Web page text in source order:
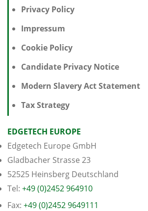
Privacy Policy
Impressum
Cookie Policy
Candidate Privacy Notice
Modern Slavery Act Statement
Tax Strategy
EDGETECH EUROPE
Edgetech Europe GmbH
Gladbacher Strasse 23
52525 Heinsberg Deutschland
Tel: +49 (0)2452 964910
Fax: +49 (0)2452 9649111